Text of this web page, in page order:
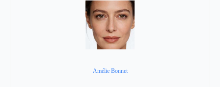
Amélie Bonnet